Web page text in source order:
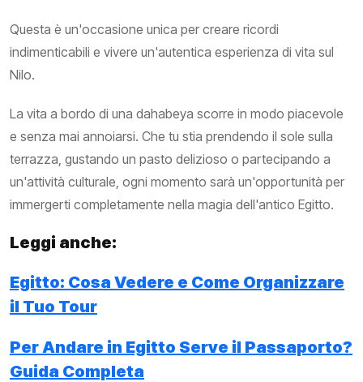
Questa è un'occasione unica per creare ricordi
indimenticabili e vivere un'autentica esperienza di vita sul
Nilo.
La vita a bordo di una dahabeya scorre in modo piacevole
e senza mai annoiarsi. Che tu stia prendendo il sole sulla
terrazza, gustando un pasto delizioso o partecipando a
un'attività culturale, ogni momento sarà un'opportunità per
immergerti completamente nella magia dell'antico Egitto.
Leggi anche:
Egitto: Cosa Vedere e Come Organizzare
il Tuo Tour
Per Andare in Egitto Serve il Passaporto?
Guida Completa